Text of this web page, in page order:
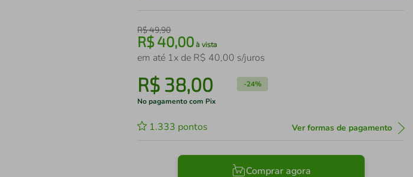
R$49,90
R$40,00 à vista
em até 1x de R$ 40,00 s/juros
R$ 38,00 -24%
No pagamento com Pix
1.333 pontos Ver formas de pagamento
Comprar agora